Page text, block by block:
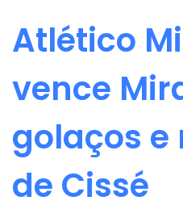
Atlético
vence
golaços e
de Cissé